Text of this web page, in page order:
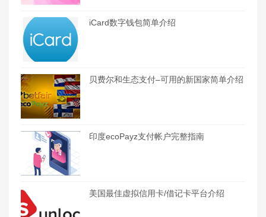
iCard数字钱包简单介绍
贝费尔和生态支付–可用的新国家简单介绍
印度ecoPayz支付帐户完整指南
美国最佳虚拟信用卡/借记卡平台介绍